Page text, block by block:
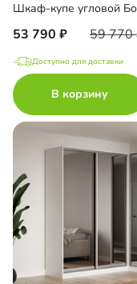
53 790 59 770
Доступно для доставки
В корзину